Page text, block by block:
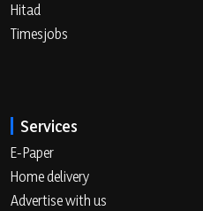
Hitad
Timesjobs
Services
E-Paper
Home delivery
Advertise with us